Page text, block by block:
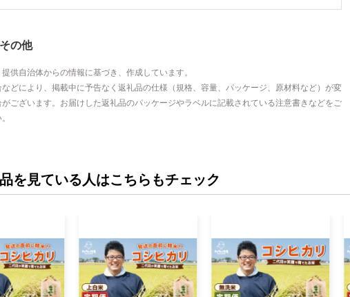
の他
供自治体からの情報に基づき、作成しています。
どにより、掲載中に予告なく返礼品の仕様（規格、容量、パッケージ、原材料など）が変
ございます。お届けした返礼品のパッケージやラベルに記載されている注意書きなどをご
を見ている人はこちらもチェック